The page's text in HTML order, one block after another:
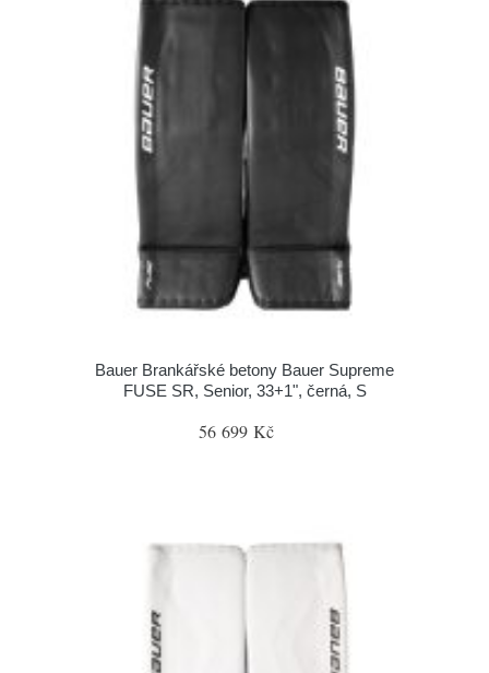
Bauer Brankářské betony Bauer Supreme
FUSE SR, Senior, 33+1", černá, S
56 699 Kč